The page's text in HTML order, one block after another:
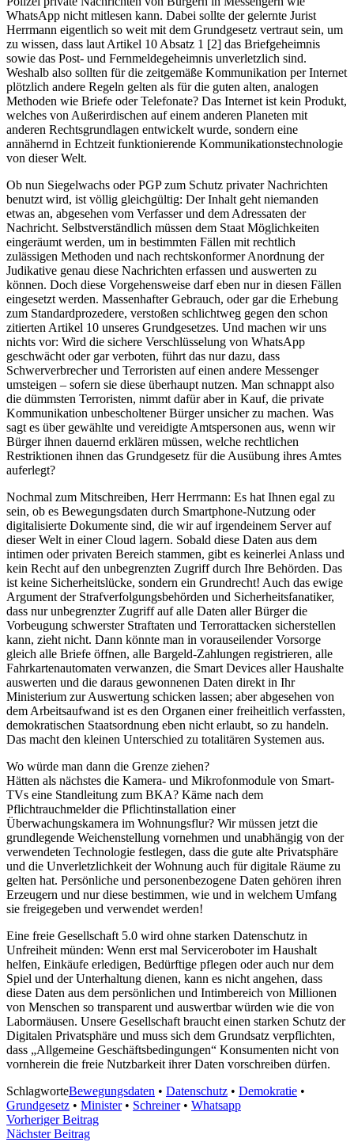
WhatsApp nicht mitlesen kann. Dabei sollte der gelernte Jurist
Herrmann eigentlich so weit mit dem Grundgesetz vertraut sein, um
zu wissen, dass laut Artikel 10 Absatz 1 [2] das Briefgeheimnis
sowie das Post- und Fernmeldegeheimnis unverletzlich sind.
Weshalb also sollten für die zeitgemäße Kommunikation per Internet
plötzlich andere Regeln gelten als für die guten alten, analogen
Methoden wie Briefe oder Telefonate? Das Internet ist kein Produkt,
welches von Außerirdischen auf einem anderen Planeten mit
anderen Rechtsgrundlagen entwickelt wurde, sondern eine
annähernd in Echtzeit funktionierende Kommunikationstechnologie
von dieser Welt.
Ob nun Siegelwachs oder PGP zum Schutz privater Nachrichten
benutzt wird, ist völlig gleichgültig: Der Inhalt geht niemanden
etwas an, abgesehen vom Verfasser und dem Adressaten der
Nachricht. Selbstverständlich müssen dem Staat Möglichkeiten
eingeräumt werden, um in bestimmten Fällen mit rechtlich
zulässigen Methoden und nach rechtskonformer Anordnung der
Judikative genau diese Nachrichten erfassen und auswerten zu
können. Doch diese Vorgehensweise darf eben nur in diesen Fällen
eingesetzt werden. Massenhafter Gebrauch, oder gar die Erhebung
zum Standardprozedere, verstoßen schlichtweg gegen den schon
zitierten Artikel 10 unseres Grundgesetzes. Und machen wir uns
nichts vor: Wird die sichere Verschlüsselung von WhatsApp
geschwächt oder gar verboten, führt das nur dazu, dass
Schwerverbrecher und Terroristen auf einen andere Messenger
umsteigen – sofern sie diese überhaupt nutzen. Man schnappt also
die dümmsten Terroristen, nimmt dafür aber in Kauf, die private
Kommunikation unbescholtener Bürger unsicher zu machen. Was
sagt es über gewählte und vereidigte Amtspersonen aus, wenn wir
Bürger ihnen dauernd erklären müssen, welche rechtlichen
Restriktionen ihnen das Grundgesetz für die Ausübung ihres Amtes
auferlegt?
Nochmal zum Mitschreiben, Herr Herrmann: Es hat Ihnen egal zu
sein, ob es Bewegungsdaten durch Smartphone-Nutzung oder
digitalisierte Dokumente sind, die wir auf irgendeinem Server auf
dieser Welt in einer Cloud lagern. Sobald diese Daten aus dem
intimen oder privaten Bereich stammen, gibt es keinerlei Anlass und
kein Recht auf den unbegrenzten Zugriff durch Ihre Behörden. Das
ist keine Sicherheitslücke, sondern ein Grundrecht! Auch das ewige
Argument der Strafverfolgungsbehörden und Sicherheitsfanatiker,
dass nur unbegrenzter Zugriff auf alle Daten aller Bürger die
Vorbeugung schwerster Straftaten und Terrorattacken sicherstellen
kann, zieht nicht. Dann könnte man in vorauseilender Vorsorge
gleich alle Briefe öffnen, alle Bargeld-Zahlungen registrieren, alle
Fahrkartenautomaten verwanzen, die Smart Devices aller Haushalte
auswerten und die daraus gewonnenen Daten direkt in Ihr
Ministerium zur Auswertung schicken lassen; aber abgesehen von
dem Arbeitsaufwand ist es den Organen einer freiheitlich verfassten,
demokratischen Staatsordnung eben nicht erlaubt, so zu handeln.
Das macht den kleinen Unterschied zu totalitären Systemen aus.
Wo würde man dann die Grenze ziehen?
Hätten als nächstes die Kamera- und Mikrofonmodule von Smart-
TVs eine Standleitung zum BKA? Käme nach dem
Pflichtrauchmelder die Pflichtinstallation einer
Überwachungskamera im Wohnungsflur? Wir müssen jetzt die
grundlegende Weichenstellung vornehmen und unabhängig von der
verwendeten Technologie festlegen, dass die gute alte Privatsphäre
und die Unverletzlichkeit der Wohnung auch für digitale Räume zu
gelten hat. Persönliche und personenbezogene Daten gehören ihren
Erzeugern und nur diese bestimmen, wie und in welchem Umfang
sie freigegeben und verwendet werden!
Eine freie Gesellschaft 5.0 wird ohne starken Datenschutz in
Unfreiheit münden: Wenn erst mal Serviceroboter im Haushalt
helfen, Einkäufe erledigen, Bedürftige pflegen oder auch nur dem
Spiel und der Unterhaltung dienen, kann es nicht angehen, dass
diese Daten aus dem persönlichen und Intimbereich von Millionen
von Menschen so transparent und auswertbar würden wie die von
Labormäusen. Unsere Gesellschaft braucht einen starken Schutz der
Digitalen Privatsphäre und muss sich dem Grundsatz verpflichten,
dass „Allgemeine Geschäftsbedingungen“ Konsumenten nicht von
vornherein die freie Nutzbarkeit ihrer Daten vorschreiben dürfen.
SchlagworteBewegungsdaten • Datenschutz • Demokratie •
Grundgesetz • Minister• Schreiner• Whatsapp
Beitragsnavigation
Vorheriger Beitrag
Nächster Beitrag